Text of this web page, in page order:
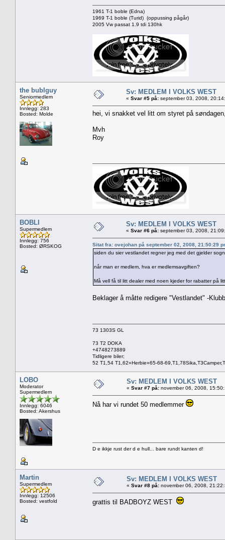
1961 T-1 boble (Edna)
1969 T-1 boble (Turid) (oppussing pågår)
2005 Vw passat 1.9 tdi 130hk
the bublguy
Seniormedlem
Innlegg: 283
Bosted: Molde
Sv: MEDLEM I VOLKS WEST
« Svar #5 på: september 03, 2008,
hei, vi snakket vel litt om styret på
Mvh
Roy
BOBLI
Supermedlem
Innlegg: 756
Bosted: ØRSKOG
Sv: MEDLEM I VOLKS WEST
« Svar #6 på: september 03, 2008,
Sitat fra: ovejohan på september 02, 2008, 21:50:29
siden du sier vestlandet regner jeg med det gjelder
når man er medlem, hva er medlemsavgiften?
Må vell få til litt dealer med noen kjeder for rabatter på
Beklager å måtte redigere "Vestlandet" -
73 1303S GL
73 T2 DOKA
+4748273889
Tidligere biler;
52 T1,54 T1,62»Herbie»65-68-
LOBO
Moderator
Supermedlem
Innlegg: 6046
Bosted: Akershus
Sv: MEDLEM I VOLKS WEST
« Svar #7 på: november 06, 2008,
Nå har vi rundet 50 medlemmer
D e ikkje rust der d e hull... bare rundt kanten d!
Martin
Supermedlem
Innlegg: 12506
Bosted: vestfold
Sv: MEDLEM I VOLKS WEST
« Svar #8 på: november 06, 2008,
grattis til BADBOYZ WEST